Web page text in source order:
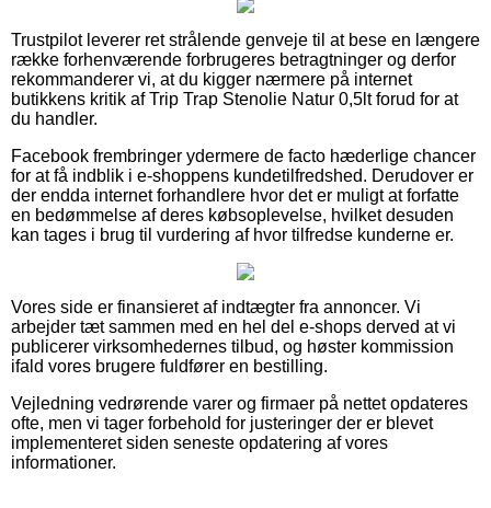
Trustpilot leverer ret strålende genveje til at bese en længere
række forhenværende forbrugeres betragtninger og derfor
rekommanderer vi, at du kigger nærmere på internet
butikkens kritik af Trip Trap Stenolie Natur 0,5lt forud for at
du handler.
Facebook frembringer ydermere de facto hæderlige chancer
for at få indblik i e-shoppens kundetilfredshed. Derudover er
der endda internet forhandlere hvor det er muligt at forfatte
en bedømmelse af deres købsoplevelse, hvilket desuden
kan tages i brug til vurdering af hvor tilfredse kunderne er.
Vores side er finansieret af indtægter fra annoncer. Vi
arbejder tæt sammen med en hel del e-shops derved at vi
publicerer virksomhedernes tilbud, og høster kommission
ifald vores brugere fuldfører en bestilling.
Vejledning vedrørende varer og firmaer på nettet opdateres
ofte, men vi tager forbehold for justeringer der er blevet
implementeret siden seneste opdatering af vores
informationer.